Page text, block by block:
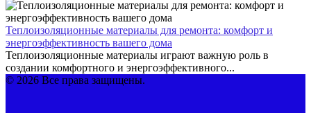
Теплоизоляционные материалы для ремонта: комфорт и
энергоэффективность вашего дома
Теплоизоляционные материалы играют важную роль в
создании комфортного и энергоэффективного...
© 2026 Все права защищены.